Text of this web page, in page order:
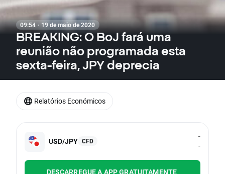
09:54 · 19 de maio de 2020
BREAKING: O BoJ fará uma
reunião não programada esta
sexta-feira, JPY deprecia
USD/JPY CFD
-
-
DESCARREGUE A APP GRATUITAMENTE
Relatórios Económicos